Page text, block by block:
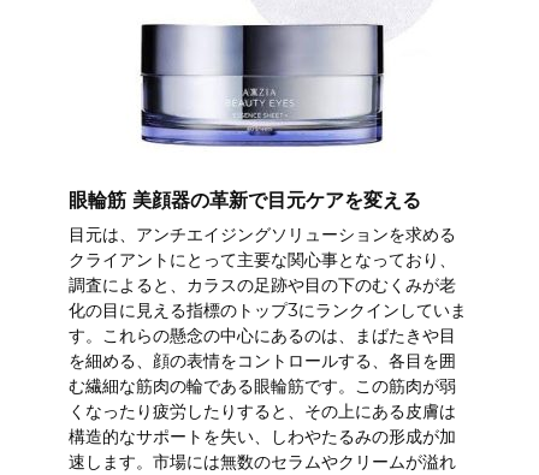
眼輪筋 美顔器の革新で目元ケアを変える
目元は、アンチエイジングソリューションを求める
クライアントにとって主要な関心事となっており、
調査によると、カラスの足跡や目の下のむくみが老
化の目に見える指標のトップ3にランクインしていま
す。これらの懸念の中心にあるのは、まばたきや目
を細める、顔の表情をコントロールする、各目を囲
む繊細な筋肉の輪である眼輪筋です。この筋肉が弱
くなったり疲労したりすると、その上にある皮膚は
構造的なサポートを失い、しわやたるみの形成が加
速します。市場には無数のセラムやクリームが溢れ